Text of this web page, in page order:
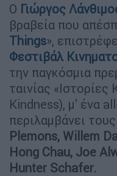
O Γιώργος
βραβεία που
Things»,
Φεστιβάλ
την παγκόσμια
ταινίας
Kindness), μ' ένα
περιλαμβάνει τους
Plemons, Willem
Hong Chau, Joe
Hunter Schafer.